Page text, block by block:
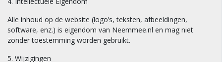
Alle inhoud op de website (logo’s, teksten, afbeeldingen,
software, enz.) is eigendom van Neemmee.nl en mag niet
zonder toestemming worden gebruikt.
5. Wijzigingen